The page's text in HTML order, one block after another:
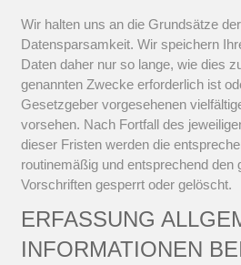
Wir halten uns an die Grundsätze
Datensparsamkeit. Wir speichern
Daten daher nur so lange, wie dies
genannten Zwecke erforderlich ist
Gesetzgeber vorgesehenen
vorsehen. Nach Fortfall des
dieser Fristen werden die
routinemäßig und entsprechend den
Vorschriften gesperrt oder gelöscht.
ERFASSUNG
INFORMATIONEN